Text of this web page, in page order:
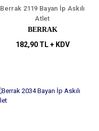
Berrak 2119 Bayan İp Askılı
Atlet
BERRAK
182,90 TL + KDV